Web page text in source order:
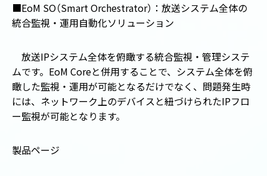
■EoM SO（Smart Orchestrator）：放送システム全体の
統合監視・運用自動化ソリューション
放送IPシステム全体を俯瞰する統合監視・管理システ
ムです。 EoM Coreと併用することで、システム全体を俯
瞰した監視・運用が可能となるだけでなく、問題発生時
には、ネットワーク上のデバイスと紐づけられたIPフロ
ー監視が可能となります。
製品ページ